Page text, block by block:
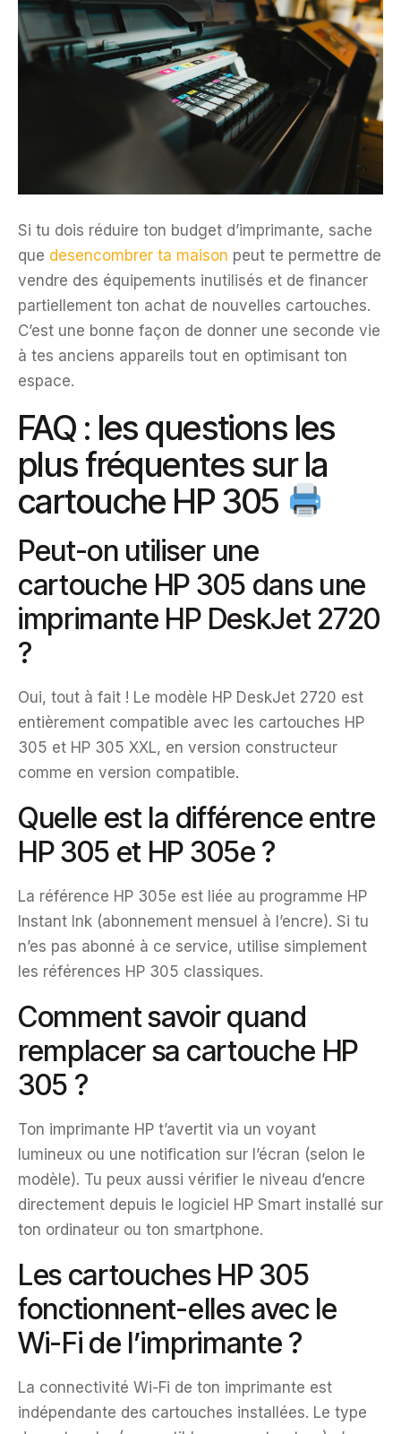
Si tu dois réduire ton budget d’imprimante, sache
que desencombrer ta maison peut te permettre de
vendre des équipements inutilisés et de financer
partiellement ton achat de nouvelles cartouches.
C’est une bonne façon de donner une seconde vie
à tes anciens appareils tout en optimisant ton
espace.
FAQ : les questions les
plus fréquentes sur la
cartouche HP 305
Peut-on utiliser une
cartouche HP 305 dans une
imprimante HP DeskJet 2720
?
Oui, tout à fait ! Le modèle HP DeskJet 2720 est
entièrement compatible avec les cartouches HP
305 et HP 305 XXL, en version constructeur
comme en version compatible.
Quelle est la différence entre
HP 305 et HP 305e ?
La référence HP 305e est liée au programme HP
Instant Ink (abonnement mensuel à l’encre). Si tu
n’es pas abonné à ce service, utilise simplement
les références HP 305 classiques.
Comment savoir quand
remplacer sa cartouche HP
305 ?
Ton imprimante HP t’avertit via un voyant
lumineux ou une notification sur l’écran (selon le
modèle). Tu peux aussi vérifier le niveau d’encre
directement depuis le logiciel HP Smart installé sur
ton ordinateur ou ton smartphone.
Les cartouches HP 305
fonctionnent-elles avec le
Wi-Fi de l’imprimante ?
La connectivité Wi-Fi de ton imprimante est
indépendante des cartouches installées. Le type